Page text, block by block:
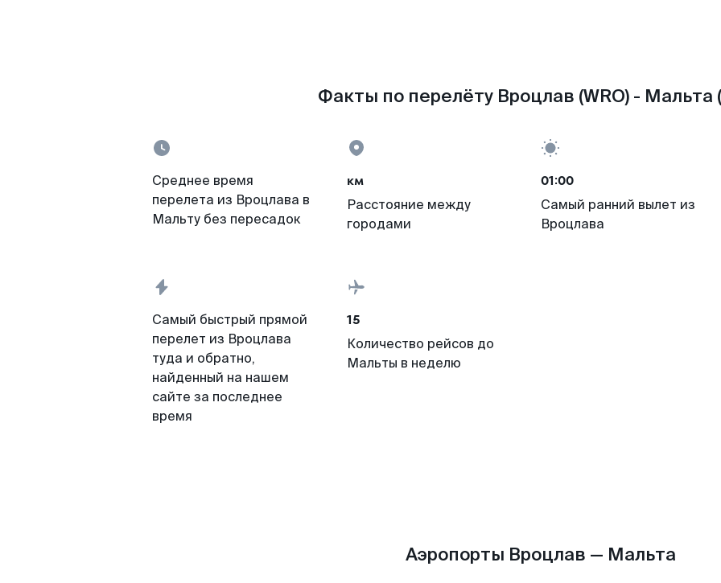
Факты по перелёту Вроцлав (WRO) - Мальта
Среднее время
перелета из Вроцлава в
Мальту без пересадок
км
Расстояние между
городами
01:00
Самый ранний вылет из
Вроцлава
Самый быстрый прямой
перелет из Вроцлава
туда и обратно,
найденный на нашем
сайте за последнее
время
15
Количество рейсов до
Мальты в неделю
Аэропорты Вроцлав — Мальта